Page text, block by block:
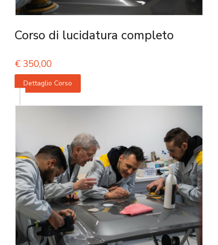
Corso di lucidatura completo
€ 350,00
Dettaglio Corso